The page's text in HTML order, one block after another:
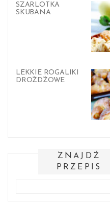
SZARLOTKA
SKUBANA
LEKKIE ROGALIKI
DROŻDŻOWE
ZNAJDŹ
PRZEPIS